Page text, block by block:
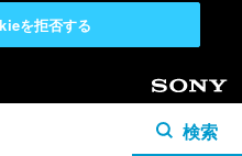
を拒否する
Sony
検索